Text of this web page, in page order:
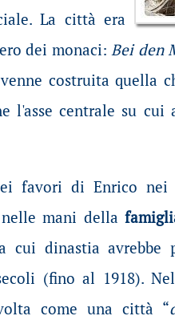
La città era
dei monaci:Bei den
costruita quella
l'asse centrale su cui
favori di Enrico nei
nelle mani della
cui dinastia avrebbe
(fino al 1918).
come una città “